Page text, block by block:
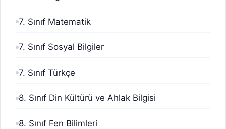
7. Sınıf Matematik
7. Sınıf Sosyal Bilgiler
7. Sınıf Türkçe
8. Sınıf Din Kültürü ve Ahlak Bilgisi
8. Sınıf Fen Bilimleri